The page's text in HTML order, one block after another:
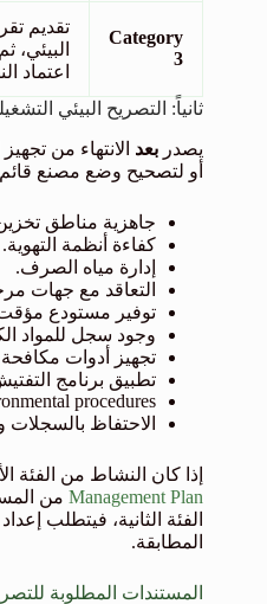
Category
3
تقديم
البيئي،
اعتماد
ثانياً: التصريح البيئي
يصدر بعد الانتهاء من
أو لتصحيح وضع مصنع
جاهزية مناطق تخزين
كفاءة أنظمة التهوية.
إدارة مياه الصرف.
التعاقد مع جهات
توفير مستودع مؤقت
وجود سجل للمواد
تجهيز أدوات مكافحة
تطبيق برنامج
procedures.
الاحتفاظ بالسجلات
إذا كان النشاط من الفئة
Management Planمن
الفئة الثانية، فيتطلب إعداد
المطابقة.
المستندات المطلوبة